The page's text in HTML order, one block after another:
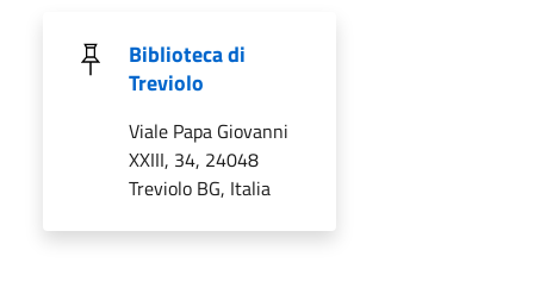
Biblioteca di
Treviolo
Viale Papa Giovanni
XXIII, 34, 24048
Treviolo BG, Italia